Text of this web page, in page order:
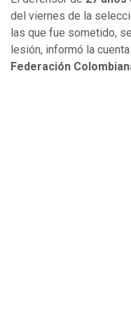
del viernes de la
las que fue sometido,
lesión, informó la
Federación